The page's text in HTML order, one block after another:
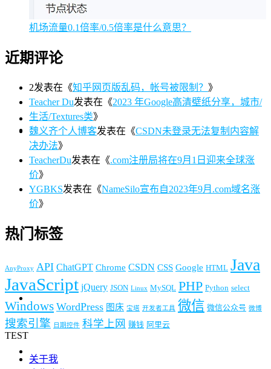
机场流量0.1倍率/0.5倍率是什么意思？
近期评论
2发表在《知乎网页版乱码，帐号被限制？ 》
Teacher Du发表在《2023 年Google高清壁纸分享，城市/
生活/Textures类》
魏义齐个人博客发表在《CSDN未登录无法复制内容解
决办法》
TeacherDu发表在《.com注册局将在9月1日迎来全球涨
价》
YGBKS发表在《NameSilo宣布自2023年9月.com域名涨
价》
热门标签
AnyProxy API ChatGPT Chrome CSDN CSS Google HTML Java
JavaScript jQuery JSON Linux MySQL PHP Python select
Windows WordPress 图床 宝塔 开发者工具 微信 微信公众号 微博
搜索引擎 日期控件 科学上网 赚钱 阿里云
TEST
关于我